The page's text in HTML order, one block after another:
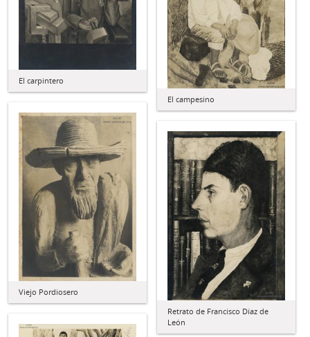
El carpintero
El campesino
Viejo Pordiosero
Retrato de Francisco Díaz de
León